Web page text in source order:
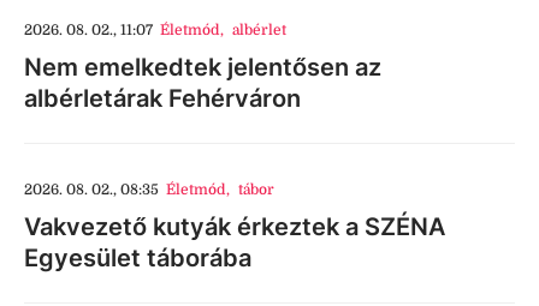
2026. 08. 02., 11:07 Életmód, albérlet
Nem emelkedtek jelentősen az
albérletárak Fehérváron
2026. 08. 02., 08:35 Életmód, tábor
Vakvezető kutyák érkeztek a SZÉNA
Egyesület táborába